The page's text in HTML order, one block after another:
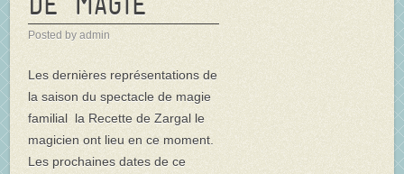
Posted by admin
Les dernières représentations de
la saison du spectacle de magie
familial la Recette de Zargal le
magicien ont lieu en ce moment.
Les prochaines dates de ce